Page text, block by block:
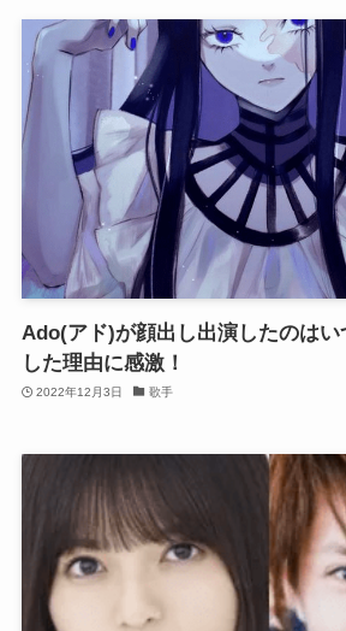
Ado(アド)が顔出し出演したのは
した理由に感激！
2022年12月3日 歌手